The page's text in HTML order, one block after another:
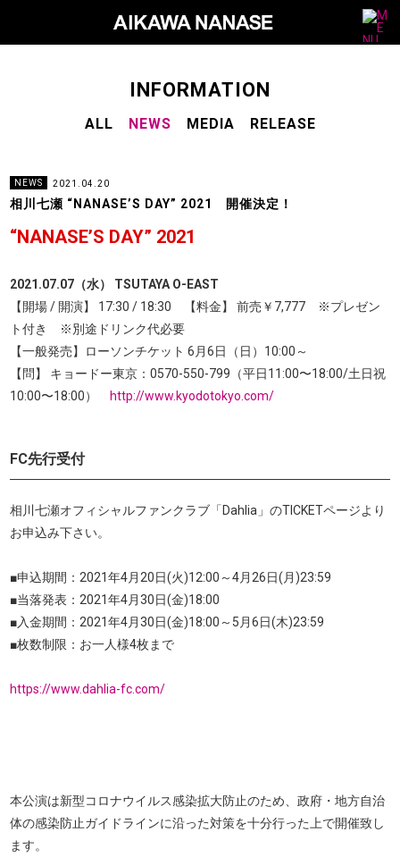
n
INFORMATION
v
i
g
a
i
o
n
ALL NEWS MEDIA RELEASE
NEWS 2021.04.20
相川七瀬 “NANASE’S DAY” 2021 開催決定！
“NANASE’S DAY” 2021
2021.07.07（水） TSUTAYA O-EAST
【開場 / 開演】 17:30 / 18:30 【料金】 前売￥7,777 ※プレゼン
ト付き ※別途ドリンク代必要
【一般発売】ローソンチケット 6月6日（日）10:00～
【問】 キョードー東京：0570-550-799（平日11:00〜18:00/土日祝
10:00〜18:00）
http://www.kyodotokyo.com/
FC先行受付
相川七瀬オフィシャルファンクラブ「Dahlia」のTICKETページより
お申込み下さい。
■申込期間：2021年4月20日(火)12:00～4月26日(月)23:59
■当落発表：2021年4月30日(金)18:00
■入金期間：2021年4月30日(金)18:00～5月6日(木)23:59
■枚数制限：お一人様4枚まで
https://www.dahlia-fc.com/
本公演は新型コロナウイルス感染拡大防止のため、政府・地方自治
体の感染防止ガイドラインに沿った対策を十分行った上で開催致し
ます。